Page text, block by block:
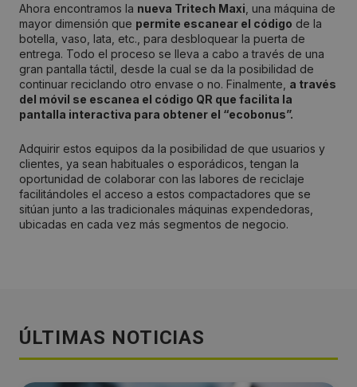
Ahora encontramos la nueva Tritech Maxi , una máquina de
mayor dimensión que permite escanear el código de la
botella, vaso, lata, etc., para desbloquear la puerta de
entrega. Todo el proceso se lleva a cabo a través de una
gran pantalla táctil, desde la cual se da la posibilidad de
continuar reciclando otro envase o no. Finalmente, a través
del móvil se escanea el código QR que facilita la
pantalla interactiva para obtener el “ecobonus”.
Adquirir estos equipos da la posibilidad de que usuarios y
clientes, ya sean habituales o esporádicos, tengan la
oportunidad de colaborar con las labores de reciclaje
facilitándoles el acceso a estos compactadores que se
sitúan junto a las tradicionales máquinas expendedoras,
ubicadas en cada vez más segmentos de negocio.
ÚLTIMAS NOTICIAS